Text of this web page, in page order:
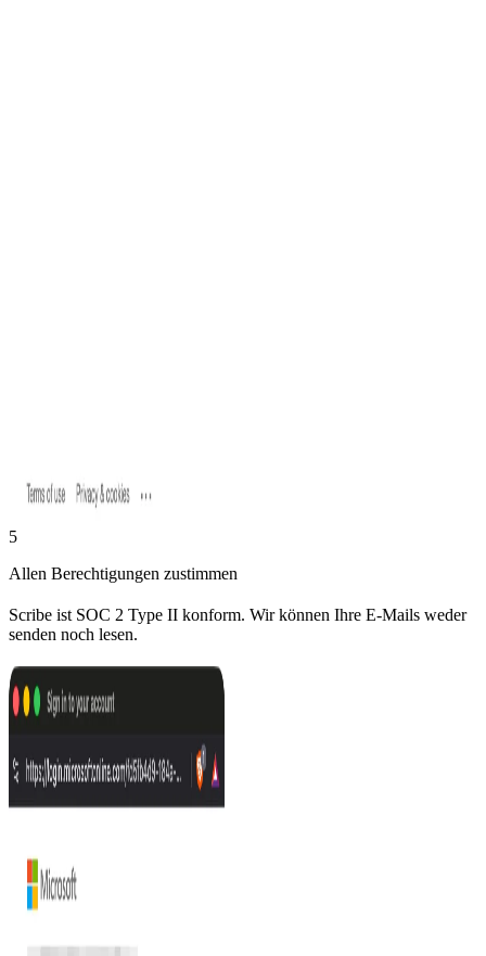
5
Allen Berechtigungen zustimmen
Scribe ist SOC 2 Type II konform. Wir können Ihre E-Mails weder
senden noch lesen.